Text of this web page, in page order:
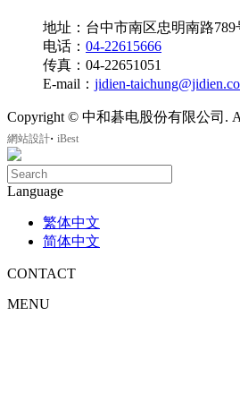
地址：台中市南区忠明南路789
电话： 04-22615666
传真：04-22651051
E-mail： jidien-
Copyright © 中和碁电股份有限公司.
網站設計‧ iBest
Language
繁体中文
简体中文
CONTACT
MENU